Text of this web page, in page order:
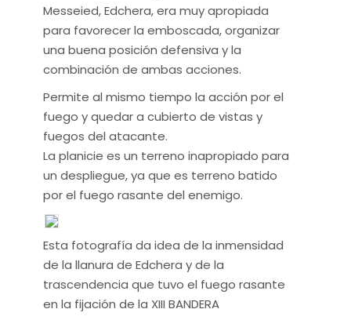
Messeied, Edchera, era muy apropiada
para favorecer la emboscada, organizar
una buena posición defensiva y la
combinación de ambas acciones.
Permite al mismo tiempo la acción por el
fuego y quedar a cubierto de vistas y
fuegos del atacante.
La planicie es un terreno inapropiado para
un despliegue, ya que es terreno batido
por el fuego rasante del enemigo.
Esta fotografía da idea de la inmensidad
de la llanura de Edchera y de la
trascendencia que tuvo el fuego rasante
en la fijación de la XIII BANDERA